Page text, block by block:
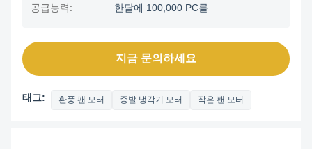
공급능력: 한달에 100,000 PC를
지금 문의하세요
태그: 환풍 팬 모터 증발 냉각기 모터 작은 팬 모터